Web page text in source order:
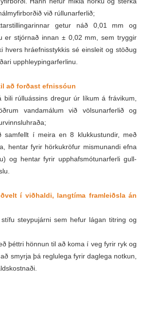
við rúllunarferlið;
getur náð 0,01 mm og
er stjórnað innan ± 0,02 mm, sem tryggir
hvers hráefnisstykkis sé einsleit og stöðug
upphleypingarferlinu.
að forðast efnissóun
bili rúlluássins dregur úr líkum á frávikum,
vandamálum við völsunarferlið og
samfellt í meira en 8 klukkustundir, með
hentar fyrir hörkukröfur mismunandi efna
og hentar fyrir upphafsmótunarferli gull-
í viðhaldi, langtíma framleiðsla án
steypujárni sem hefur lágan titring og
þéttri hönnun til að koma í veg fyrir ryk og
smyrja þá reglulega fyrir daglega notkun,